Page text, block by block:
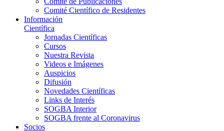
Comité Científico de Residentes
Información
Científica
Jornadas Científicas
Cursos
Nuestra Revista
Videos e Imágenes
Auspicios
Difusión
Novedades Científicas
Links de Interés
SOGBA Interior
SOGBA frente al Coronavirus
Socios